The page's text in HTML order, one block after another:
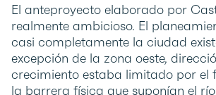
El anteproyecto elaborado por
realmente ambicioso. El
casi completamente la ciudad
excepción de la zona oeste,
crecimiento estaba limitado por el
la barrera física que suponían el